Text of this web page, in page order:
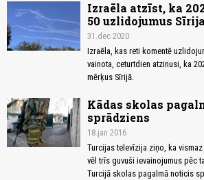
Izraēla atzīst, ka
50 uzlidojumus
31.dec 2020
Izraēla, kas reti komentē
vainota, ceturtdien atzinusi, ka
mērķus Sīrijā.
Kādas skolas
sprādziens
18.jan 2016
Turcijas televīzija ziņo, ka
vēl trīs guvuši ievainojumus pēc
Turcijā skolas pagalmā noticis